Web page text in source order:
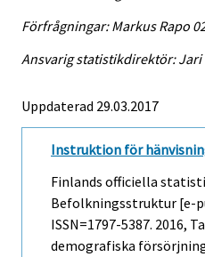
Förfrågningar: Markus Rapo
Ansvarig statistikdirektör: Jari
Uppdaterad 29.03.2017
Instruktion för
Finlands officiella
Befolkningsstruktur [e-
ISSN=1797-5387. 2016,
demografiska